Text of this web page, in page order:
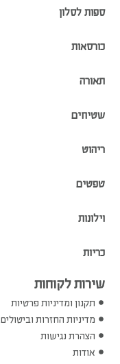
ספות לסלון
כורסאות
תאורה
שטיחים
ריהוט
טפטים
וילונות
כריות
שירות לקוחות
תקנון ומדיניות פרטיות
מדיניות החזרות וביטולים
הצהרת נגישות
אודות